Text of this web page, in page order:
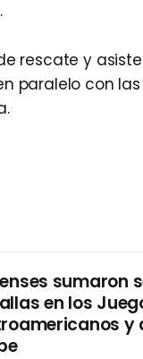
rescate y
paralelo con
sumaron
en los
y